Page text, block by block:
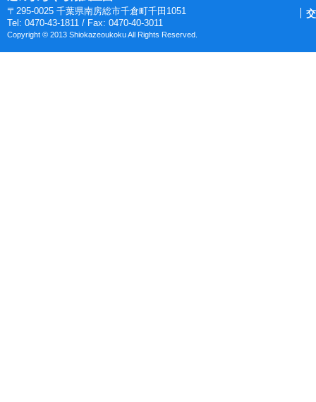
〒295-0025 千葉県南房総市千倉町千田1051
Tel: 0470-43-1811 / Fax: 0470-40-3011
Copyright © 2013 Shiokazeoukoku All Rights Reserved.